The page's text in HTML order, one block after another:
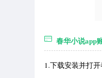
春华小说app
1.下载安装并打